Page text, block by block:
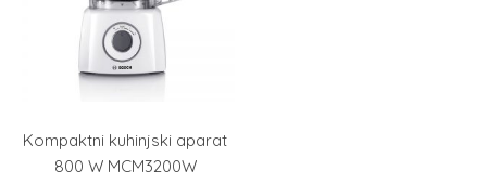
Kompaktni kuhinjski aparat
800 W MCM3200W